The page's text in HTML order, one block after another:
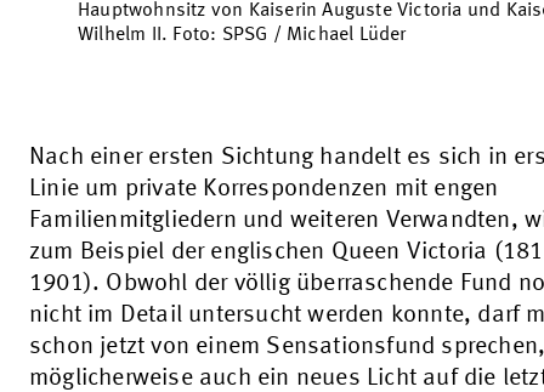
Hauptwohnsitz von Kaiserin Auguste Victoria und
Wilhelm II. Foto: SPSG / Michael Lüder
Nach einer ersten Sichtung handelt es sich in
Linie um private Korrespondenzen mit engen
Familienmitgliedern und weiteren Verwandten,
zum Beispiel der englischen Queen Victoria
1901). Obwohl der völlig überraschende Fund
nicht im Detail untersucht werden konnte, darf
schon jetzt von einem Sensationsfund
möglicherweise auch ein neues Licht auf die